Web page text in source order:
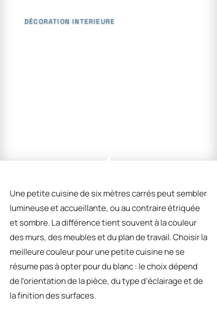
DÉCORATION INTERIEURE
Une petite cuisine de six mètres carrés peut sembler
lumineuse et accueillante, ou au contraire étriquée
et sombre. La différence tient souvent à la couleur
des murs, des meubles et du plan de travail. Choisir la
meilleure couleur pour une petite cuisine ne se
résume pas à opter pour du blanc : le choix dépend
de l’orientation de la pièce, du type d’éclairage et de
la finition des surfaces.